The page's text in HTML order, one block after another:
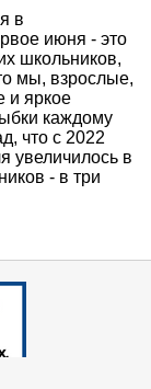
в
июня - это
школьников,
мы, взрослые,
и яркое
каждому
что с 2022
увеличилось в
- в три